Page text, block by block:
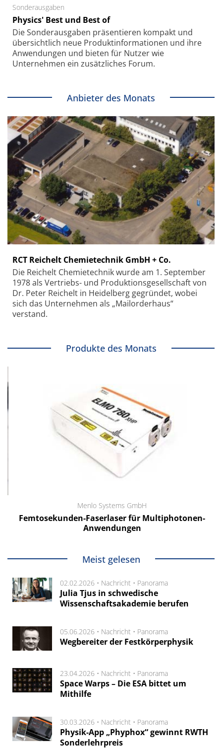
Sonderausgaben
Physics' Best und Best of
Die Sonder­ausgaben präsentieren kompakt und
übersichtlich neue Produkt­informationen und ihre
Anwendungen und bieten für Nutzer wie
Unternehmen ein zusätzliches Forum.
Anbieter des Monats
RCT Reichelt Chemietechnik GmbH + Co.
Die Reichelt Chemietechnik wurde am 1. September
1978 als Vertriebs- und Produktionsgesellschaft von
Dr. Peter Reichelt in Heidelberg gegründet, wobei
sich das Unternehmen als „Mailorderhaus“
verstand.
Produkte des Monats
Menlo Systems GmbH
Femtosekunden-Faserlaser für Multiphotonen-
Anwendungen
Meist gelesen
02.02.2026 • Nachricht • Panorama
Julia Tjus in schwedische
Wissenschaftsakademie berufen
05.06.2026 • Nachricht • Panorama
Wegbereiter der Festkörperphysik
23.04.2026 • Nachricht • Panorama
Space Warps – Die ESA bittet um
Mithilfe
30.03.2026 • Nachricht • Panorama
Physik-App „Phyphox“ gewinnt RWTH
Sonderlehrpreis